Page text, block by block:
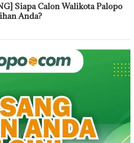
Siapa Calon Walikota Palopo
Anda?